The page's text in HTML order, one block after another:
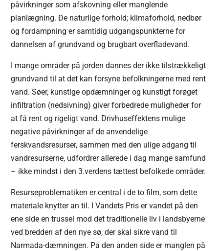
påvirkninger som afskovning eller manglende
planlægning. De naturlige forhold; klimaforhold, nedbør
og fordampning er samtidig udgangspunkterne for
dannelsen af grundvand og brugbart overfladevand.
I mange områder på jorden dannes der ikke tilstrækkeligt
grundvand til at det kan forsyne befolkningerne med rent
vand. Søer, kunstige opdæmninger og kunstigt forøget
infiltration (nedsivning) giver forbedrede muligheder for
at få rent og rigeligt vand. Drivhuseffektens mulige
negative påvirkninger af de anvendelige
ferskvandsresurser, sammen med den ulige adgang til
vandresurserne, udfordrer allerede i dag mange samfund
– ikke mindst i den 3.verdens tættest befolkede områder.
Resurseproblematiken er central i de to film, som dette
materiale knytter an til. I Vandets Pris er vandet på den
ene side en trussel mod det traditionelle liv i landsbyerne
ved bredden af den nye sø, der skal sikre vand til
Narmada-dæmningen. På den anden side er manglen på